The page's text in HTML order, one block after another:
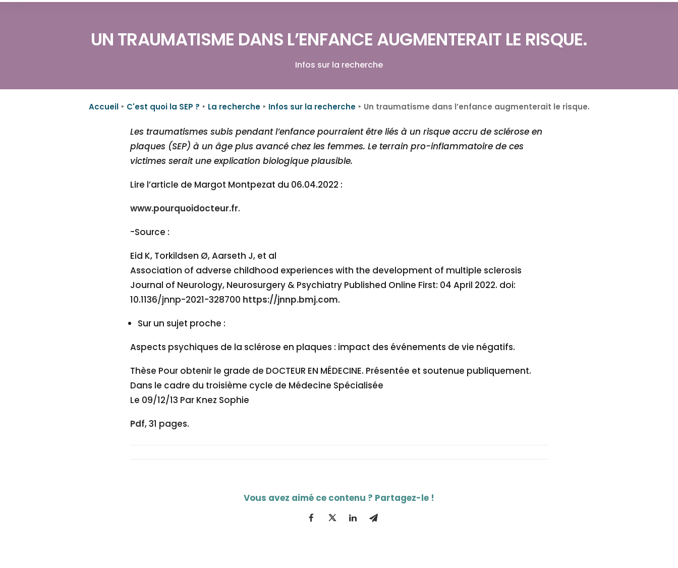
UN TRAUMATISME DANS L’ENFANCE AUGMENTERAIT LE RISQUE.
Infos sur la recherche
Accueil C'est quoi la SEP ? La recherche Infos sur la recherche Un traumatisme dans l’enfance augmenterait le risque.
Les traumatismes subis pendant l’enfance pourraient être liés à un risque accru de sclérose en
plaques (SEP) à un âge plus avancé chez les femmes. Le terrain pro-inflammatoire de ces
victimes serait une explication biologique plausible.
Lire l’article de Margot Montpezat du 06.04.2022 :
www.pourquoidocteur.fr.
-Source :
Eid K, Torkildsen Ø, Aarseth J, et al
Association of adverse childhood experiences with the development of multiple sclerosis
Journal of Neurology, Neurosurgery & Psychiatry Published Online First: 04 April 2022. doi:
10.1136/jnnp-2021-328700 https://jnnp.bmj.com.
Sur un sujet proche :
Aspects psychiques de la sclérose en plaques : impact des événements de vie négatifs.
Thèse Pour obtenir le grade de DOCTEUR EN MÉDECINE. Présentée et soutenue publiquement.
Dans le cadre du troisième cycle de Médecine Spécialisée
Le 09/12/13 Par Knez Sophie
Pdf, 31 pages.